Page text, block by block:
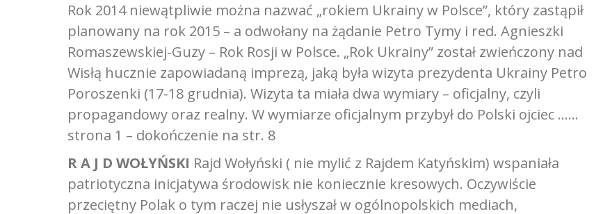
Rok 2014 niewątpliwie można nazwać „rokiem Ukrainy w Polsce”, który zastąpił
planowany na rok 2015 – a odwołany na żądanie Petro Tymy i red. Agnieszki
Romaszewskiej-Guzy – Rok Rosji w Polsce. „Rok Ukrainy” został zwieńczony nad
Wisłą hucznie zapowiadaną imprezą, jaką była wizyta prezydenta Ukrainy Petro
Poroszenki (17-18 grudnia). Wizyta ta miała dwa wymiary – oficjalny, czyli
propagandowy oraz realny. W wymiarze oficjalnym przybył do Polski ojciec ……
strona 1 – dokończenie na str. 8
R A J D WOŁYŃSKI Rajd Wołyński ( nie mylić z Rajdem Katyńskim) wspaniała
patriotyczna inicjatywa środowisk nie koniecznie kresowych. Oczywiście
przeciętny Polak o tym raczej nie usłyszał w ogólnopolskich mediach,